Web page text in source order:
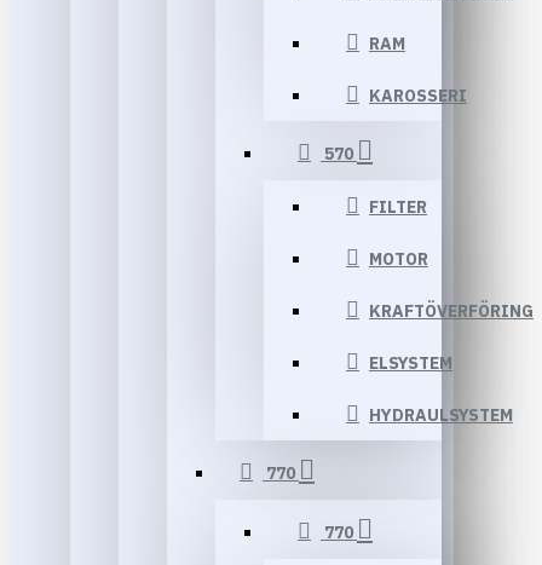
RAM
KAROSSERI
570
FILTER
MOTOR
KRAFTÖVERFÖRING
ELSYSTEM
HYDRAULSYSTEM
770
770